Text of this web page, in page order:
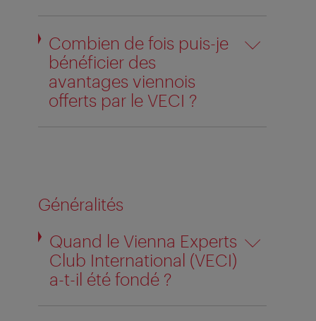
Combien de fois puis-je
bénéficier des
avantages viennois
offerts par le VECI ?
Généralités
Quand le Vienna Experts
Club International (VECI)
a-t-il été fondé ?